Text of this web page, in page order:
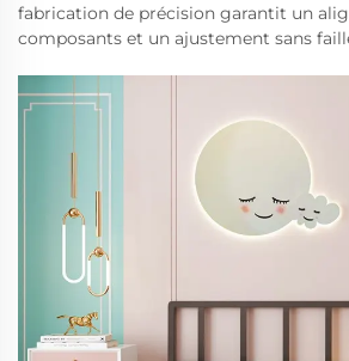
fabrication de précision garantit un
composants et un ajustement sans